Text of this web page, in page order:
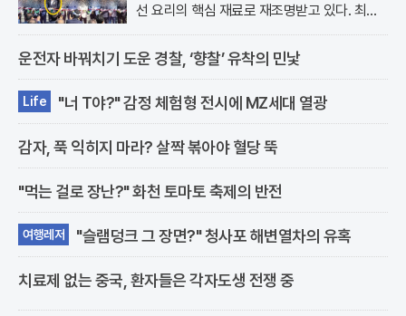
선 요리의 핵심 재료로 재조명받고 있다. 최근
서울 강남구 논현동에 위치한 오키친..
운전자 바꿔치기 도운 경찰, ‘향찰’ 유착의 민낯
Life "너 T야?" 감정 체험형 전시에 MZ세대 열광
감자, 푹 익히지 마라? 살짝 볶아야 혈당 뚝
"먹는 걸로 장난?" 화천 토마토 축제의 반전
여행레저 "슬램덩크 그 장면?" 청사포 해변열차의 유혹
치료제 없는 중국, 환자들은 각자도생 전쟁 중